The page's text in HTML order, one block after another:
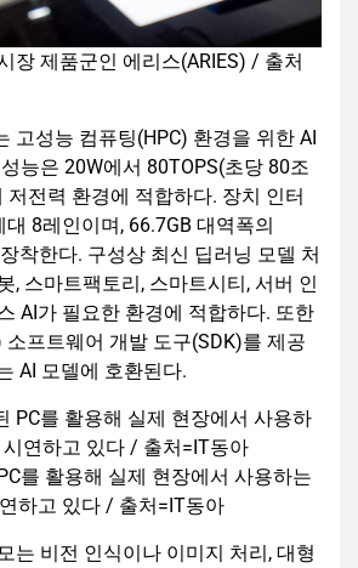
장 제품군인 에리스(ARIES) / 출처
고성능 컴퓨팅(HPC) 환경을 위한 AI
능은 20W에서 80TOPS(초당 80조
저전력 환경에 적합하다. 장치 인터
대 8레인이며, 66.7GB 대역폭의
착한다. 구성상 최신 딥러닝 모델 처
, 스마트팩토리, 스마트시티, 서버 인
AI가 필요한 환경에 적합하다. 또한
소프트웨어 개발 도구(SDK)를 제공
AI 모델에 호환된다.
를 활용해 실제 현장에서 사용하는
하고 있다 / 출처=IT동아
는 비전 인식이나 이미지 처리, 대형